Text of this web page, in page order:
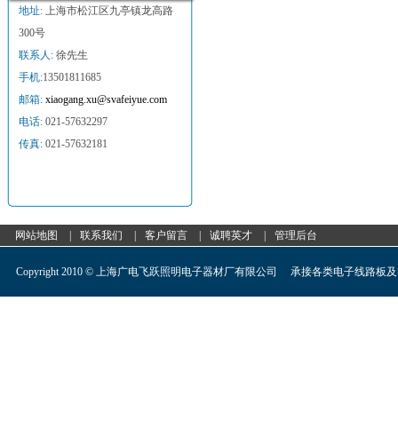
地址: 上海市松江区九亭镇龙高路
300号
联系人: 徐先生
手机:13501811685
邮箱: xiaogang.xu@svafeiyue.com
电话: 021-57632297
传真: 021-57632181
网站地图 联系我们 客户留言 诚聘英才 管理后台
Copyright 2010 © 上海广电飞跃照明电子器材厂有限公司 承接各类电子线路板